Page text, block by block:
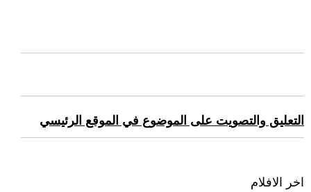
التعليق والتصويت على الموضوع في الموقع الرئيسي
اخر الافلام